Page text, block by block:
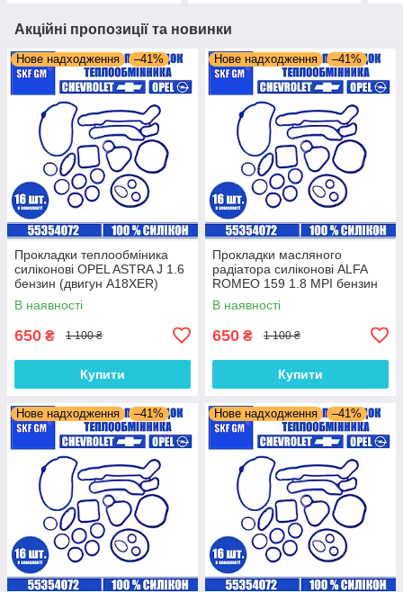
Акційні пропозиції та новинки
Нове надходження –41%
Прокладки теплообміника
силіконові OPEL ASTRA J 1.6
бензин (двигун A18XER)
комплект 16 шт.
В наявності
650 ₴ 1 100 ₴
Купити
Нове надходження –41%
Прокладки масляного
радіатора силіконові ALFA
ROMEO 159 1.8 MPI бензин
(двигун 939A4.000) комплект
16 шт.
В наявності
650 ₴ 1 100 ₴
Купити
Нове надходження –41% Нове надходження –41%